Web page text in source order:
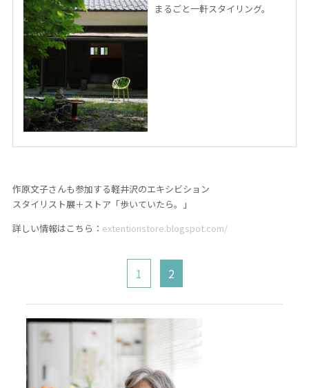
まるごと一軒スタイリング。
作原文子さんも参加する軽井沢のエキシビション
スタイリスト展＋ストア「歩いていたら。」
詳しい情報はこちら： extentionstore.blogspot.com/
1 2